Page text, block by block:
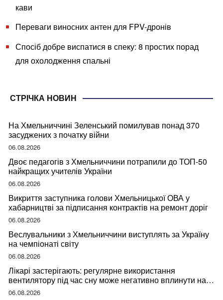
кави
Переваги виносних антен для FPV-дронів
Спосіб добре виспатися в спеку: 8 простих порад
для охолодження спальні
СТРІЧКА НОВИН
На Хмельниччині Зеленський помилував понад 370
засуджених з початку війни
06.08.2026
Двоє педагогів з Хмельниччини потрапили до ТОП-50
найкращих учителів України
06.08.2026
Викриття заступника голови Хмельницької ОВА у
хабарництві за підписання контрактів на ремонт доріг
06.08.2026
Веслувальники з Хмельниччини виступлять за Україну
на чемпіонаті світу
06.08.2026
Лікарі застерігають: регулярне використання
вентилятору під час сну може негативно вплинути на
ваше здоров’я
06.08.2026